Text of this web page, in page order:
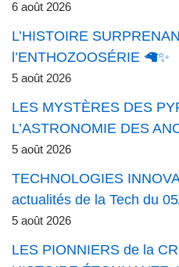
6 août 2026
L’HISTOIRE
l’ENTHOZOOSÉRIE 🦙✨
5 août 2026
LES MYSTÈRES DES
L’ASTRONOMIE DES
5 août 2026
TECHNOLOGIES
actualités de la Tech du
5 août 2026
LES PIONNIERS de la